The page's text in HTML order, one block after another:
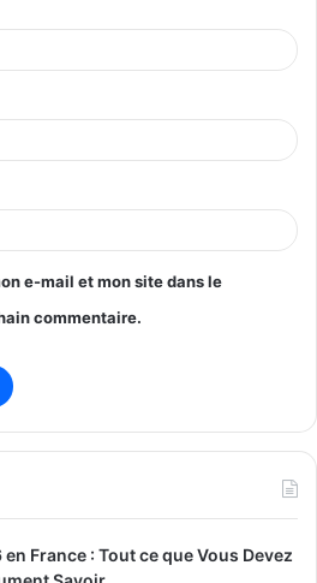
e-mail et mon site dans le
commentaire.
en France : Tout ce que Vous Devez